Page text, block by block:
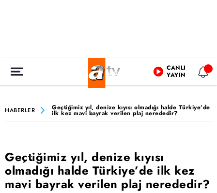
CANLI
YAYIN
HABERLER Geçtiğimiz yıl, denize kıyısı olmadığı halde Türkiye’de
ilk kez mavi bayrak verilen plaj nerededir?
Geçtiğimiz yıl, denize kıyısı
olmadığı halde Türkiye’de ilk kez
mavi bayrak verilen plaj nerededir?